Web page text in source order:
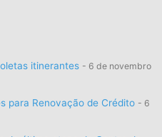
itinerantes
6 de novembro
para Renovação de Crédito
6